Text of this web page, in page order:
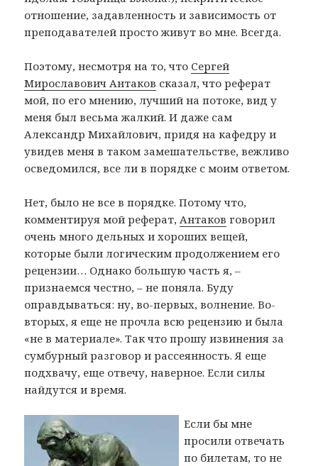
отношение, задавленность и зависимость от
преподавателей просто живут во мне. Всегда.
Поэтому, несмотря на то, что Сергей
Мирославович Антаков сказал, что реферат
мой, по его мнению, лучший на потоке, вид у
меня был весьма жалкий. И даже сам
Александр Михайлович, придя на кафедру и
увидев меня в таком замешательстве, вежливо
осведомился, все ли в порядке с моим ответом.
Нет, было не все в порядке. Потому что,
комментируя мой реферат,Антаков говорил
очень много дельных и хороших вещей,
которые были логическим продолжением его
рецензии… Однако большую часть я, –
признаемся честно, – не поняла. Буду
оправдываться: ну, во-первых, волнение. Во-
вторых, я еще не прочла всю рецензию и была
«не в материале». Так что прошу извинения за
сумбурный разговор и рассеянность. Я еще
подхвачу, еще отвечу, наверное. Если силы
найдутся и время.
Если бы мне
просили отвечать
по билетам, то не